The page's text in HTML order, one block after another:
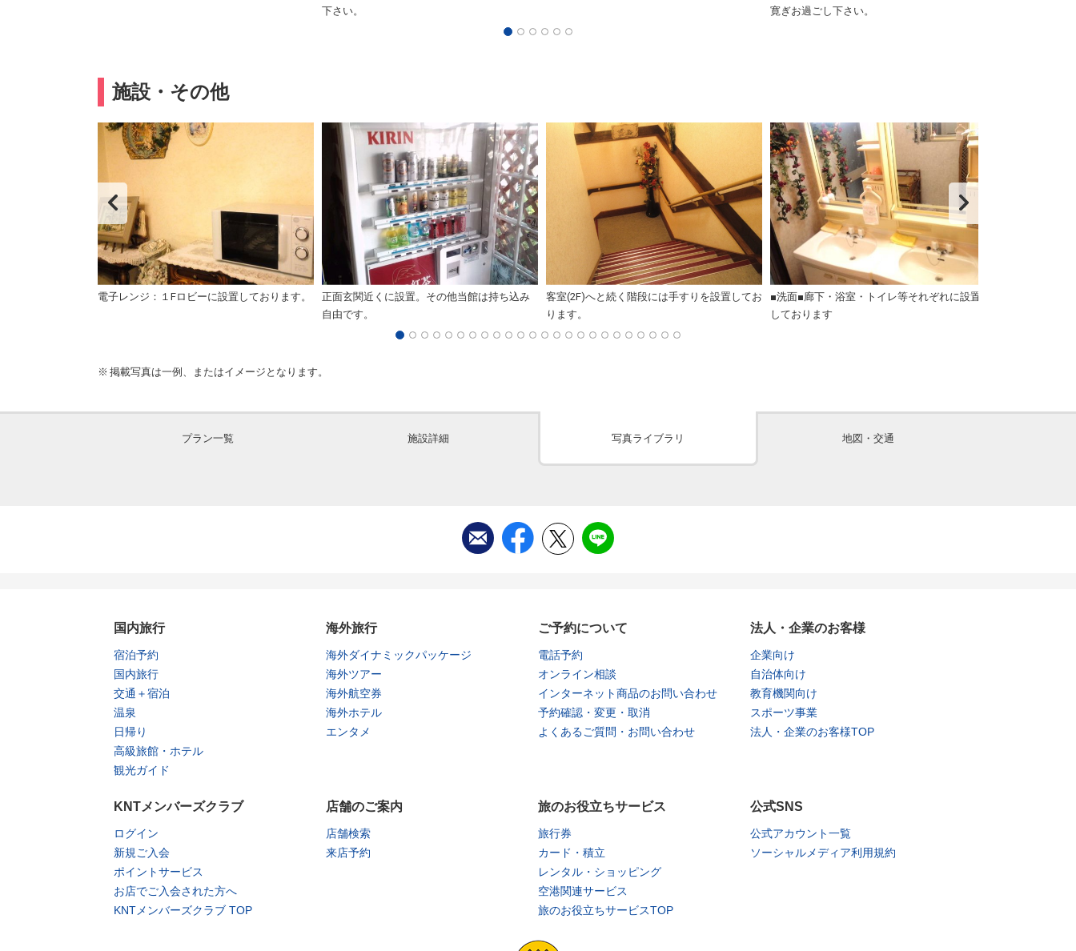
下さい。
寛ぎお過ごし下さい。
施設・その他
電子レンジ：１Fロビーに設置しております。
正面玄関近くに設置。その他当館は持ち込み
自由です。
客室(2F)へと続く階段には手すりを設置してお
ります。
■洗面■廊下・浴室・トイレ等それぞれに設置
しております
掲載写真は一例、またはイメージとなります。
プラン一覧 施設詳細 写真ライブラリ 地図・交通
国内旅行
宿泊予約
国内旅行
交通＋宿泊
温泉
日帰り
高級旅館・ホテル
観光ガイド
海外旅行
海外ダイナミックパッケージ
海外ツアー
海外航空券
海外ホテル
エンタメ
ご予約について
電話予約
オンライン相談
インターネット商品のお問い合わせ
予約確認・変更・取消
よくあるご質問・お問い合わせ
法人・企業のお客様
企業向け
自治体向け
教育機関向け
スポーツ事業
法人・企業のお客様TOP
KNTメンバーズクラブ
ログイン
新規ご入会
ポイントサービス
お店でご入会された方へ
KNTメンバーズクラブ TOP
店舗のご案内
店舗検索
来店予約
旅のお役立ちサービス
旅行券
カード・積立
レンタル・ショッピング
空港関連サービス
旅のお役立ちサービスTOP
公式SNS
公式アカウント一覧
ソーシャルメディア利用規約